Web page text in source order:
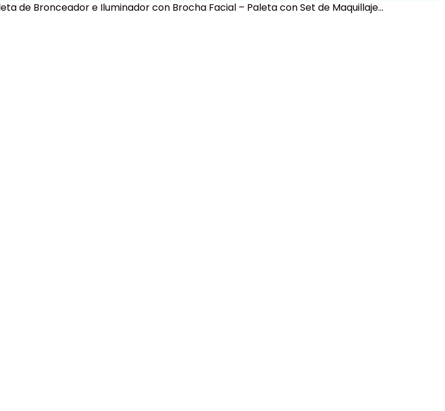
de Bronceador e Iluminador con Brocha Facial – Paleta con Set de Maquillaje…